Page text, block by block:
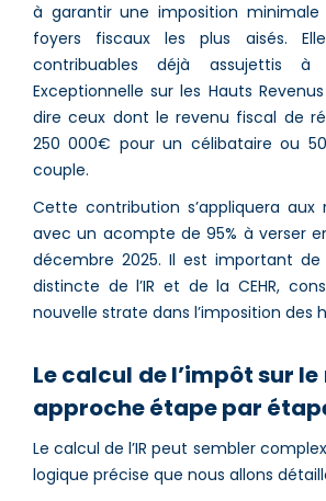
à garantir une imposition minimale
foyers fiscaux les plus aisés.
contribuables déjà assujettis à
Exceptionnelle sur les Hauts
dire ceux dont le revenu fiscal de
250 000€ pour un célibataire ou
couple.
Cette contribution s’appliquera aux
avec un acompte de 95% à verser
décembre 2025. Il est important de
distincte de l’IR et de la CEHR,
nouvelle strate dans l’imposition des
Le calcul de l’impôt sur le
approche étape par
Le calcul de l’IR peut sembler
logique précise que nous allons